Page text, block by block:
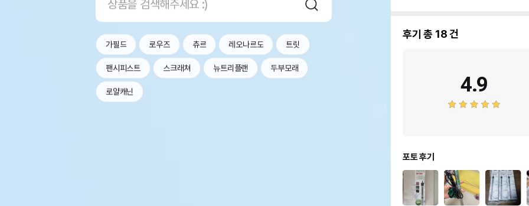
가필드 로우즈 츄르 레오나르도 트릿
팬시피스트 스크래쳐 뉴트리플랜 두부모래
로얄캐닌
후기 총 18건
4.9
포토 후기